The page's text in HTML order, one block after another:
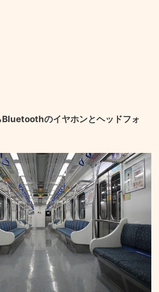
Bluetoothのイヤホンとヘッドフォ